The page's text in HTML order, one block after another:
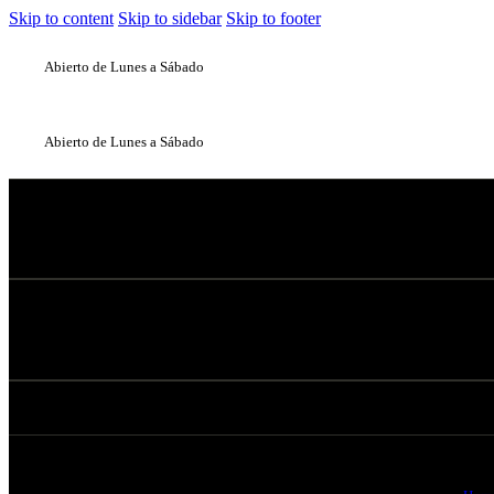
Skip to content Skip to sidebar Skip to footer
Abierto de Lunes a Sábado
Abierto de Lunes a Sábado